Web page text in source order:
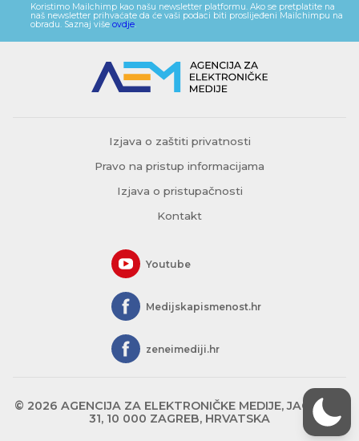
Koristimo Mailchimp kao našu newsletter platformu. Ako se pretplatite na
naš newsletter prihvaćate da će vaši podaci biti proslijeđeni Mailchimpu na
obradu. Saznaj više ovdje
Izjava o zaštiti privatnosti
Pravo na pristup informacijama
Izjava o pristupačnosti
Kontakt
Youtube
Medijskapismenost.hr
zeneimediji.hr
© 2026 AGENCIJA ZA ELEKTRONIČKE MEDIJE, JAGIĆEVA
31, 10 000 ZAGREB, HRVATSKA